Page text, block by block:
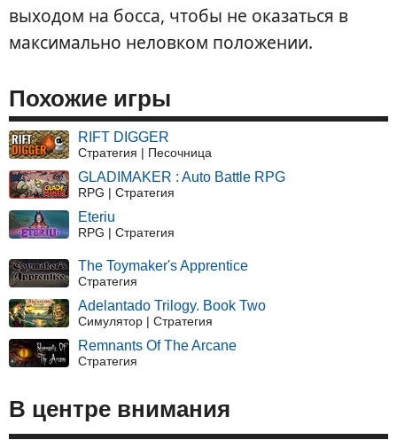
выходом на босса, чтобы не оказаться в
максимально неловком положении.
Похожие игры
RIFT DIGGER
Стратегия | Песочница
GLADIMAKER : Auto Battle RPG
RPG | Стратегия
Eteriu
RPG | Стратегия
The Toymaker's Apprentice
Стратегия
Adelantado Trilogy. Book Two
Симулятор | Стратегия
Remnants Of The Arcane
Стратегия
В центре внимания